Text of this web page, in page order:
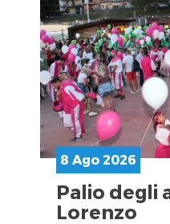
8 Ago 2026
Palio degli
Lorenzo